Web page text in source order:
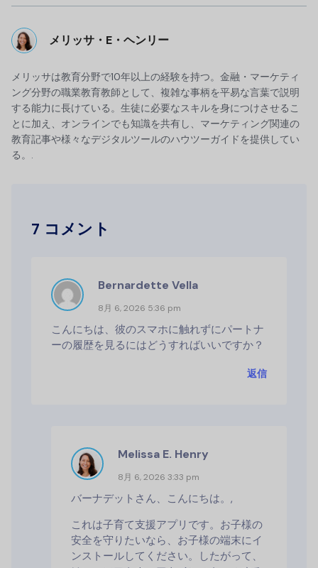
メリッサ・E・ヘンリー
メリッサは教育分野で10年以上の経験を持つ。金融・マーケティ
ング分野の職業教育教師として、複雑な事柄を平易な言葉で説明
する能力に長けている。生徒に必要なスキルを身につけさせるこ
とに加え、オンラインでも知識を共有し、マーケティング関連の
教育記事や様々なデジタルツールのハウツーガイドを提供してい
る。.
7 コメント
Bernardette Vella
8月 6, 2026 5:36 pm
こんにちは、彼のスマホに触れずにパートナ
ーの履歴を見るにはどうすればいいですか？
返信
Melissa E. Henry
8月 6, 2026 3:33 pm
バーナデットさん、こんにちは。,
これは子育て支援アプリです。お子様の
安全を守りたいなら、お子様の端末にイ
ンストールしてください。したがって、